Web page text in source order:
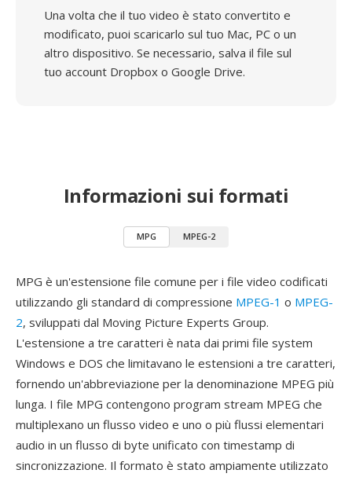
Una volta che il tuo video è stato convertito e
modificato, puoi scaricarlo sul tuo Mac, PC o un
altro dispositivo. Se necessario, salva il file sul
tuo account Dropbox o Google Drive.
Informazioni sui formati
MPG MPEG-2
MPG è un'estensione file comune per i file video codificati
utilizzando gli standard di compressione MPEG-1 o MPEG-
2, sviluppati dal Moving Picture Experts Group.
L'estensione a tre caratteri è nata dai primi file system
Windows e DOS che limitavano le estensioni a tre caratteri,
fornendo un'abbreviazione per la denominazione MPEG più
lunga. I file MPG contengono program stream MPEG che
multiplexano un flusso video e uno o più flussi elementari
audio in un flusso di byte unificato con timestamp di
sincronizzazione. Il formato è stato ampiamente utilizzato